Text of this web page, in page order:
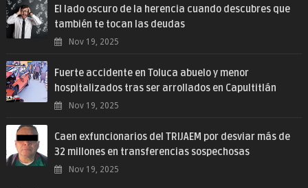
El lado oscuro de la herencia cuando descubres que
también te tocan las deudas
Nov 19, 2025
Fuerte accidente en Toluca abuelo y menor
hospitalizados tras ser arrollados en Capultitlán
Nov 19, 2025
Caen exfuncionarios del TRIJAEM por desviar más de
32 millones en transferencias sospechosas
Nov 19, 2025